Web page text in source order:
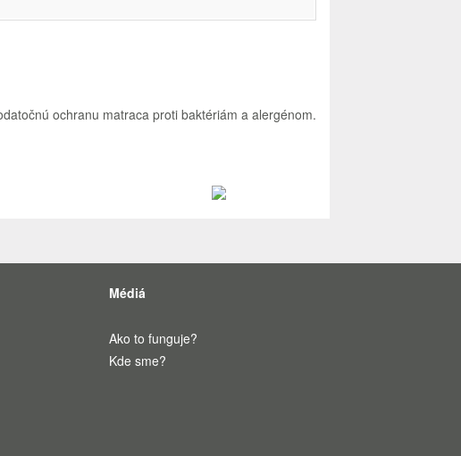
ochranu matraca proti baktériám a alergénom.
Médiá
Ako to funguje?
Kde sme?